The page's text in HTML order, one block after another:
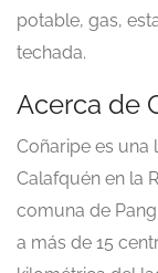
potable, gas,
techada.
Acerca de
Coñaripe es una
Calafquén en la
comuna de
a más de 15